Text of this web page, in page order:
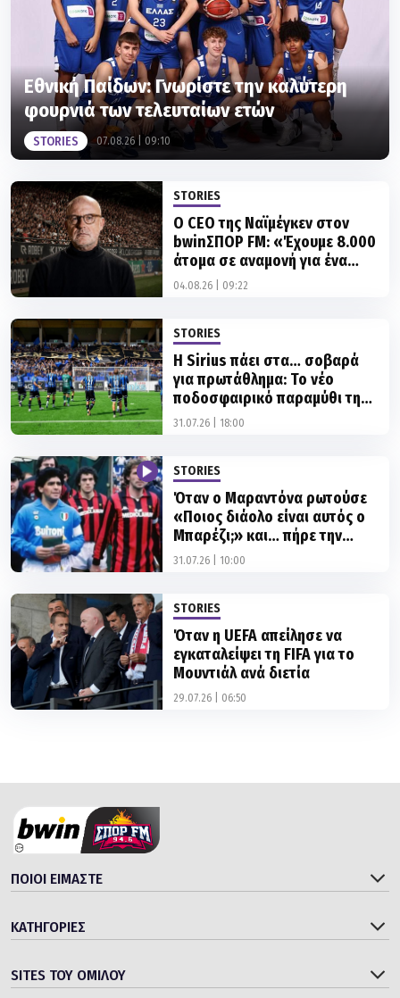
Εθνική Παίδων: Γνωρίστε την καλύτερη
φουρνιά των τελευταίων ετών
STORIES 07.08.26 | 09:10
STORIES
Ο CEO της Ναϊμέγκεν στον
bwinΣΠΟΡ FM: «Έχουμε 8.000
άτομα σε αναμονή για ένα
εισιτήριο»
04.08.26 | 09:22
STORIES
Η Sirius πάει στα… σοβαρά
για πρωτάθλημα: Το νέο
ποδοσφαιρικό παραμύθι της
Σουηδίας!
31.07.26 | 18:00
STORIES
Όταν ο Μαραντόνα ρωτούσε
«Ποιος διάολο είναι αυτός ο
Μπαρέζι;» και… πήρε την
απάντηση
31.07.26 | 10:00
STORIES
Όταν η UEFA απείλησε να
εγκαταλείψει τη FIFA για το
Μουντιάλ ανά διετία
29.07.26 | 06:50
ΠΟΙΟΙ ΕΙΜΑΣΤΕ
ΚΑΤΗΓΟΡΙΕΣ
SITES ΤΟΥ ΟΜΙΛΟΥ